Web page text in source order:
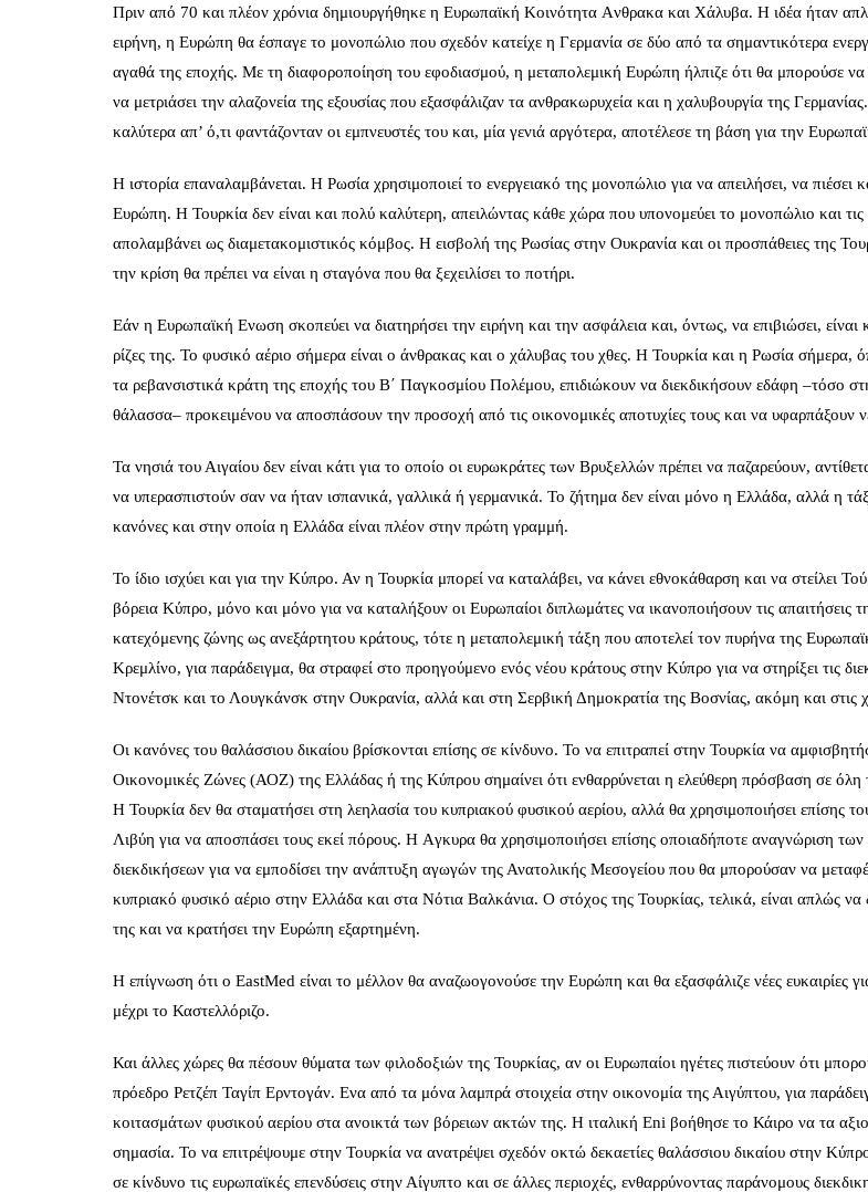
Πριν από 70 και πλέον χρόνια δημιουργήθηκε η Ευρωπαϊκή Κοινότητα Aνθρακα και Χάλυβα. Η ιδέα ήταν
ειρήνη, η Ευρώπη θα έσπαγε το μονοπώλιο που σχεδόν κατείχε η Γερμανία σε δύο από τα σημαντικότερα
αγαθά της εποχής. Με τη διαφοροποίηση του εφοδιασμού, η μεταπολεμική Ευρώπη ήλπιζε ότι θα μπορούσε να
να μετριάσει την αλαζονεία της εξουσίας που εξασφάλιζαν τα ανθρακωρυχεία και η χαλυβουργία της
καλύτερα απ’ ό,τι φαντάζονταν οι εμπνευστές του και, μία γενιά αργότερα, αποτέλεσε τη βάση για την
Η ιστορία επαναλαμβάνεται. Η Ρωσία χρησιμοποιεί το ενεργειακό της μονοπώλιο για να απειλήσει, να πιέσει
Ευρώπη. Η Τουρκία δεν είναι και πολύ καλύτερη, απειλώντας κάθε χώρα που υπονομεύει το μονοπώλιο και
απολαμβάνει ως διαμετακομιστικός κόμβος. Η εισβολή της Ρωσίας στην Ουκρανία και οι προσπάθειες της
την κρίση θα πρέπει να είναι η σταγόνα που θα ξεχειλίσει το ποτήρι.
Εάν η Ευρωπαϊκή Eνωση σκοπεύει να διατηρήσει την ειρήνη και την ασφάλεια και, όντως, να επιβιώσει, είναι
ρίζες της. Το φυσικό αέριο σήμερα είναι ο άνθρακας και ο χάλυβας του χθες. Η Τουρκία και η Ρωσία σήμερα,
τα ρεβανσιστικά κράτη της εποχής του Β΄ Παγκοσμίου Πολέμου, επιδιώκουν να διεκδικήσουν εδάφη –τόσο
θάλασσα– προκειμένου να αποσπάσουν την προσοχή από τις οικονομικές αποτυχίες τους και να υφαρπάξουν
Τα νησιά του Αιγαίου δεν είναι κάτι για το οποίο οι ευρωκράτες των Βρυξελλών πρέπει να παζαρεύουν,
να υπερασπιστούν σαν να ήταν ισπανικά, γαλλικά ή γερμανικά. Το ζήτημα δεν είναι μόνο η Ελλάδα, αλλά η
κανόνες και στην οποία η Ελλάδα είναι πλέον στην πρώτη γραμμή.
Το ίδιο ισχύει και για την Κύπρο. Αν η Τουρκία μπορεί να καταλάβει, να κάνει εθνοκάθαρση και να στείλει
βόρεια Κύπρο, μόνο και μόνο για να καταλήξουν οι Ευρωπαίοι διπλωμάτες να ικανοποιήσουν τις απαιτήσεις
κατεχόμενης ζώνης ως ανεξάρτητου κράτους, τότε η μεταπολεμική τάξη που αποτελεί τον πυρήνα της
Κρεμλίνο, για παράδειγμα, θα στραφεί στο προηγούμενο ενός νέου κράτους στην Κύπρο για να στηρίξει τις
Ντονέτσκ και το Λουγκάνσκ στην Ουκρανία, αλλά και στη Σερβική Δημοκρατία της Βοσνίας, ακόμη και στις
Οι κανόνες του θαλάσσιου δικαίου βρίσκονται επίσης σε κίνδυνο. Το να επιτραπεί στην Τουρκία να
Οικονομικές Ζώνες (ΑΟΖ) της Ελλάδας ή της Κύπρου σημαίνει ότι ενθαρρύνεται η ελεύθερη πρόσβαση σε
Η Τουρκία δεν θα σταματήσει στη λεηλασία του κυπριακού φυσικού αερίου, αλλά θα χρησιμοποιήσει επίσης
Λιβύη για να αποσπάσει τους εκεί πόρους. Η Aγκυρα θα χρησιμοποιήσει επίσης οποιαδήποτε αναγνώριση
διεκδικήσεων για να εμποδίσει την ανάπτυξη αγωγών της Ανατολικής Μεσογείου που θα μπορούσαν να
κυπριακό φυσικό αέριο στην Ελλάδα και στα Νότια Βαλκάνια. Ο στόχος της Τουρκίας, τελικά, είναι απλώς να
της και να κρατήσει την Ευρώπη εξαρτημένη.
Η επίγνωση ότι ο EastMed είναι το μέλλον θα αναζωογονούσε την Ευρώπη και θα εξασφάλιζε νέες ευκαιρίες
μέχρι το Καστελλόριζο.
Και άλλες χώρες θα πέσουν θύματα των φιλοδοξιών της Τουρκίας, αν οι Ευρωπαίοι ηγέτες πιστεύουν ότι
πρόεδρο Ρετζέπ Ταγίπ Ερντογάν. Eνα από τα μόνα λαμπρά στοιχεία στην οικονομία της Αιγύπτου, για
κοιτασμάτων φυσικού αερίου στα ανοικτά των βόρειων ακτών της. Η ιταλική Eni βοήθησε το Κάιρο να τα
σημασία. Το να επιτρέψουμε στην Τουρκία να ανατρέψει σχεδόν οκτώ δεκαετίες θαλάσσιου δικαίου στην
σε κίνδυνο τις ευρωπαϊκές επενδύσεις στην Αίγυπτο και σε άλλες περιοχές, ενθαρρύνοντας παράνομους